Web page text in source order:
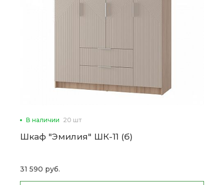
В наличии 20 шт
Шкаф "Эмилия" ШК-11 (б)
31 590 руб.